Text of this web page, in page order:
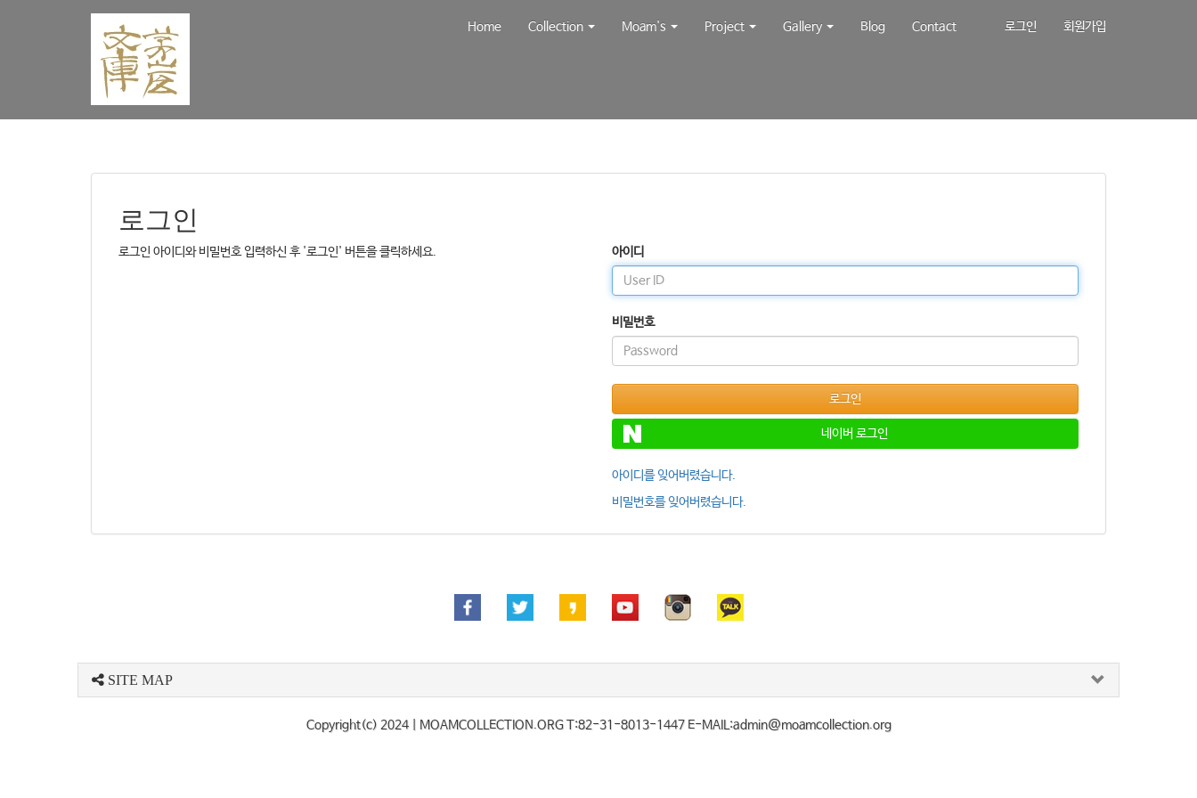
Home Collection Moam's Project Gallery Blog Contact 로그인 회원가입
로그인
로그인 아이디와 비밀번호 입력하신 후 '로그인' 버튼을 클릭하세요. 아이디
비밀번호
로그인
네이버 로그인
아이디를 잊어버렸습니다.
비밀번호를 잊어버렸습니다.
SITE MAP
Copyright(c) 2024 | MOAMCOLLECTION.ORG T:82-31-8013-1447 E-MAIL:admin@moamcollection.org